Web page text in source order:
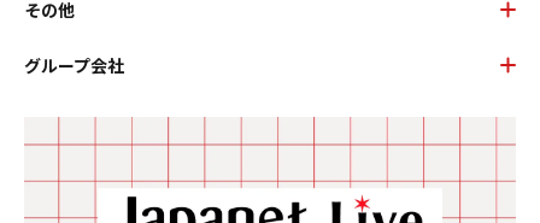
その他
グループ会社